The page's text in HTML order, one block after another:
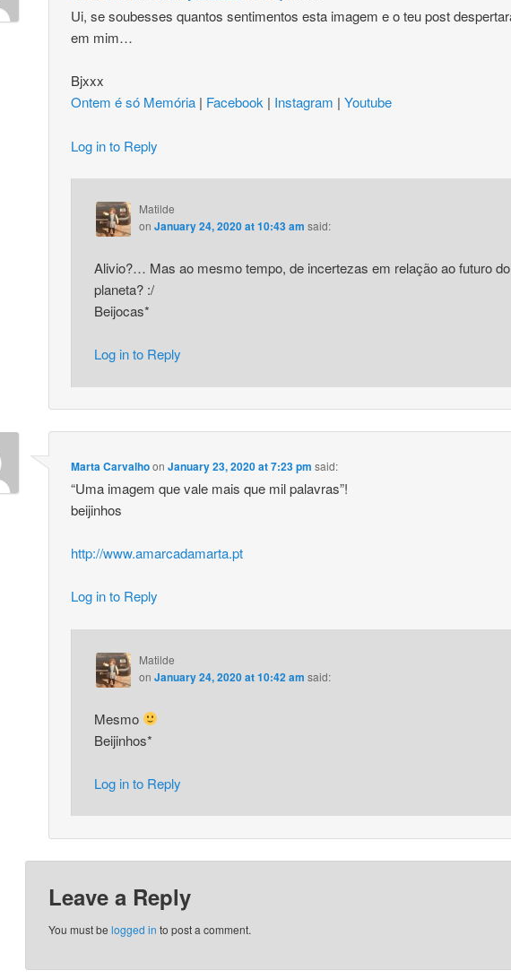
Ui, se soubesses quantos sentimentos esta imagem e o teu post
em mim…
Bjxxx
Ontem é só Memória | Facebook | Instagram |Youtube
Log in to Reply
Matilde
on January 24, 2020 at 10:43 am said:
Alivio?… Mas ao mesmo tempo, de incertezas em relação ao futuro do
planeta? :/
Beijocas*
Log in to Reply
Marta CarvalhoonJanuary 23, 2020 at 7:23 pm said:
“Uma imagem que vale mais que mil palavras”!
beijinhos
http://www.amarcadamarta.pt
Log in to Reply
Matilde
on January 24, 2020 at 10:42 am said:
Mesmo
Beijinhos*
Log in to Reply
Leave a Reply
You must be logged in to post a comment.